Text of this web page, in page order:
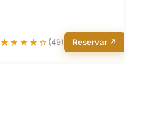
★★★★☆(49) Reservar ↗